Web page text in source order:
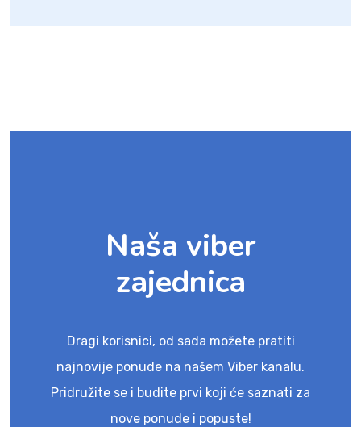
Naša viber
zajednica
Dragi korisnici, od sada možete pratiti
najnovije ponude na našem Viber kanalu.
Pridružite se i budite prvi koji će saznati za
nove ponude i popuste!